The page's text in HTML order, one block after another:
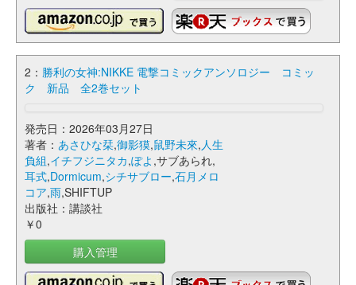
2： 勝利の女神:NIKKE 電撃コミックアンソロジー コミッ
ク 新品 全2巻セット
発売日：2026年03月27日
著者： あさひな栞,御影獏,鼠野未來,人生
負組,イチフジニタカ,ぽよ ,サブあられ,
耳式,Dormicum,シチサブロー,石月メロ
コア,雨,SHIFTUP
出版社：講談社
￥0
購入管理